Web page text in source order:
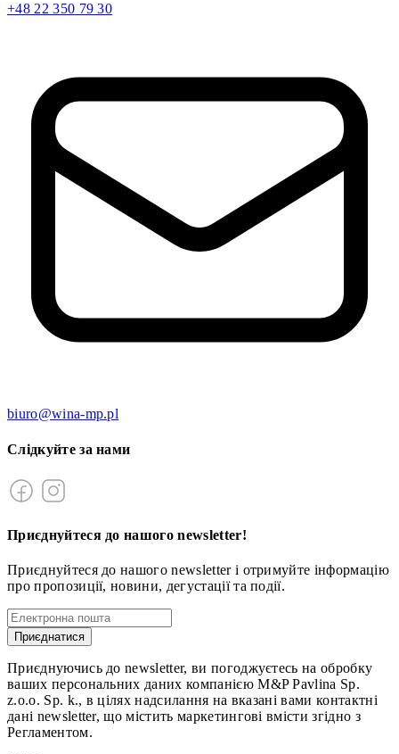
+48 22 350 79 30
biuro@wina-mp.pl
Слідкуйте за нами
Приєднуйтеся до нашого newsletter!
Приєднуйтеся до нашого newsletter і отримуйте інформацію
про пропозиції, новини, дегустації та події.
Приєднатися
Приєднуючись до newsletter, ви погоджуєтесь на обробку
ваших персональних даних компанією M&P Pavlina Sp.
z.o.o. Sp. k., в цілях надсилання на вказані вами контактні
дані newsletter, що містить маркетингові вмісти згідно з
Регламентом.